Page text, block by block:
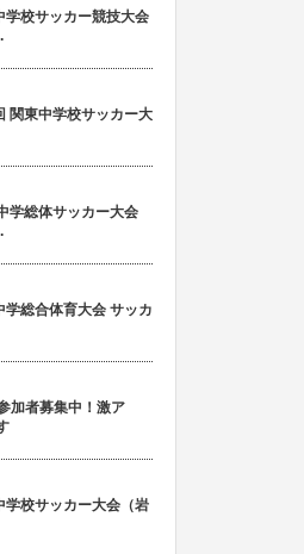
校サッカー競技大会
関東中学校サッカー大
学総体サッカー大会
総合体育大会 サッカ
加者募集中！激ア
校サッカー大会（岩